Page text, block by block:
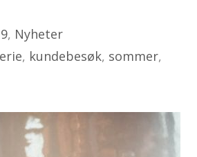
, Nyheter
, kundebesøk, sommer,